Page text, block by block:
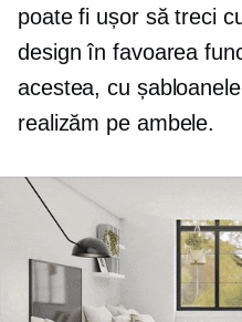
poate fi ușor să treci
design în favoarea
acestea, cu
realizăm pe ambele.